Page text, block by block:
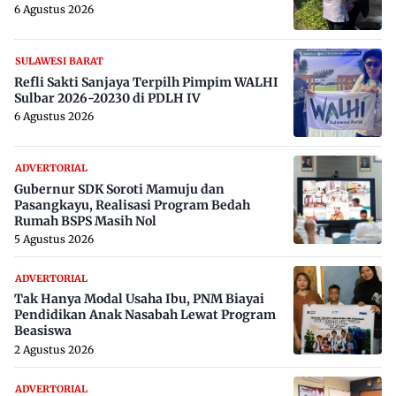
6 Agustus 2026
SULAWESI BARAT
Refli Sakti Sanjaya Terpilh Pimpim WALHI
Sulbar 2026-20230 di PDLH IV
6 Agustus 2026
ADVERTORIAL
Gubernur SDK Soroti Mamuju dan
Pasangkayu, Realisasi Program Bedah
Rumah BSPS Masih Nol
5 Agustus 2026
ADVERTORIAL
Tak Hanya Modal Usaha Ibu, PNM Biayai
Pendidikan Anak Nasabah Lewat Program
Beasiswa
2 Agustus 2026
ADVERTORIAL